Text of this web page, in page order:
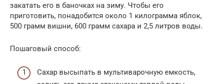
закатать его в баночках на зиму. Чтобы его
приготовить, понадобится около 1 килограмма яблок,
500 грамм вишни, 600 грамм сахара и 2,5 литров воды.
Пошаговый способ:
Сахар высыпать в мультиварочную емкость,